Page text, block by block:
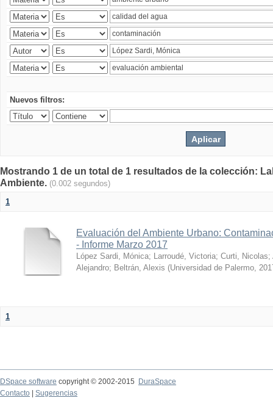
Nuevos filtros:
Mostrando 1 de un total de 1 resultados de la colección:
Ambiente. (0.002 segundos)
1
Evaluación del Ambiente Urbano:
- Informe Marzo 2017
López Sardi, Mónica; Larroudé, Victoria; Curti, Nicolas;
Alejandro; Beltrán, Alexis (Universidad de Palermo,
1
DSpace software copyright © 2002-2015
DuraSpace
Contacto
Sugerencias